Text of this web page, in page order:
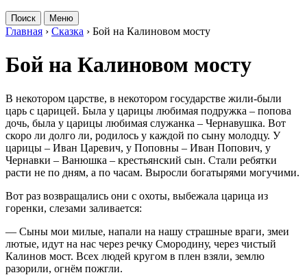
Поиск Меню
Главная › Сказка › Бой на Калиновом мосту
Бой на Калиновом мосту
В некотором царстве, в некотором государстве жили-были
царь с царицей. Была у царицы любимая подружка – попова
дочь, была у царицы любимая служанка – Чернавушка. Вот
скоро ли долго ли, родилось у каждой по сыну молодцу. У
царицы – Иван Царевич, у Поповны – Иван Попович, у
Чернавки – Ванюшка – крестьянский сын. Стали ребятки
расти не по дням, а по часам. Выросли богатырями могучими.
Вот раз возвращались они с охоты, выбежала царица из
горенки, слезами заливается:
— Сыны мои милые, напали на нашу страшные враги, змеи
лютые, идут на нас через речку Смородину, через чистый
Калинов мост. Всех людей кругом в плен взяли, землю
разорили, огнём пожгли.